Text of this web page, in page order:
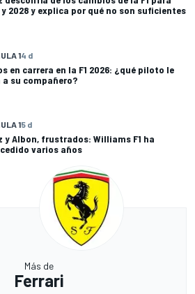
y 2028 y explica por qué no son suficientes
14 d
en carrera en la F1 2026: ¿qué piloto le
a su compañero?
15 d
y Albon, frustrados: Williams F1 ha
varios años
Más de
Ferrari